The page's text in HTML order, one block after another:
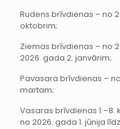
Rudens brīvdienas – no
oktobrim;
Ziemas brīvdienas – no
2026. gada 2. janvārim;
Pavasara brīvdienas –
martam;
Vasaras brīvdienas 1.–8.
no 2026. gada 1. jūnija